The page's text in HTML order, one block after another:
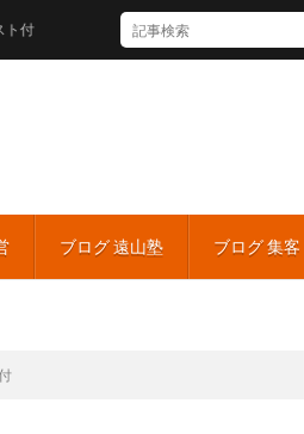
ブログ 遠山塾 ブログ 集客